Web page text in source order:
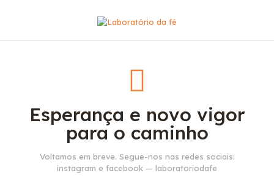
Esperança e novo vigor
para o caminho
Voltamos em breve. Segue-nos nas redes sociais:
instagram e facebook — laboratoriodafe